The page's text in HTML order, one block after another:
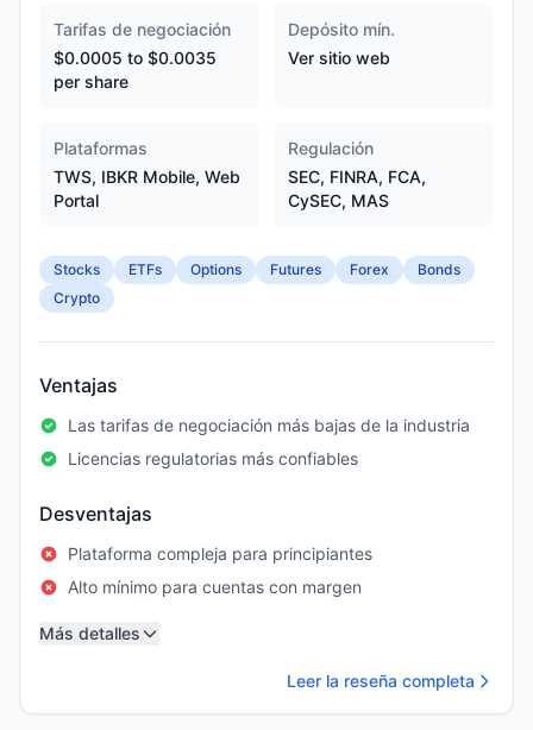
Tarifas de negociación
$0.0005 to $0.0035
per share
Depósito mín.
Ver sitio web
Plataformas
TWS, IBKR Mobile, Web
Portal
Regulación
SEC, FINRA, FCA,
CySEC, MAS
Stocks ETFs Options Futures Forex
Bonds
Crypto
Ventajas
Las tarifas de negociación más bajas de la industria
Licencias regulatorias más confiables
Desventajas
Plataforma compleja para principiantes
Alto mínimo para cuentas con margen
Más detalles
Leer la reseña completa